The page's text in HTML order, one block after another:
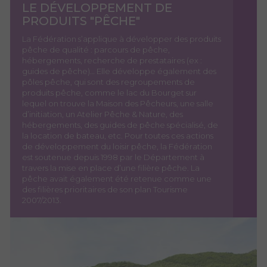
LE DÉVELOPPEMENT DE
PRODUITS "PÊCHE"
La Fédération s’applique à développer des produits
pêche de qualité : parcours de pêche,
hébergements, recherche de prestataires (ex :
guides de pêche)… Elle développe également des
pôles pêche, qui sont des regroupements de
produits pêche, comme le lac du Bourget sur
lequel on trouve la Maison des Pêcheurs, une salle
d’initiation, un Atelier Pêche & Nature, des
hébergements, des guides de pêche spécialisé, de
la location de bateau, etc. Pour toutes ces actions
de développement du loisir pêche, la Fédération
est soutenue depuis 1998 par le Département à
travers la mise en place d’une filière pêche. La
pêche avait également été retenue comme une
des filières prioritaires de son plan Tourisme
2007/2013.